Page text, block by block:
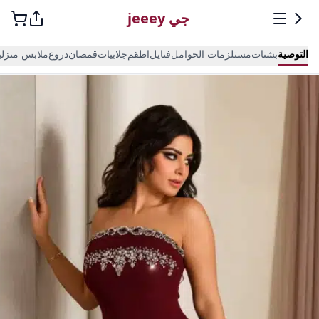
جي jeeey
التوصيةبشتاتمستلزمات الحواملفنايلاطقمجلابياتقمصاندروعملابس